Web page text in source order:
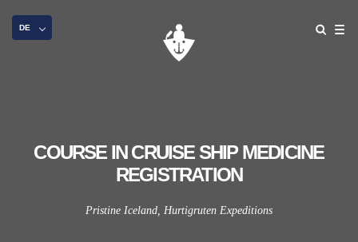
DE
COURSE IN CRUISE SHIP MEDICINE
REGISTRATION
Pristine Iceland, Hurtigruten Expeditions